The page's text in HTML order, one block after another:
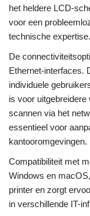
het heldere LCD-
voor een
technische expertise.
De
Ethernet-interfaces.
individuele
is voor
scannen via het
essentieel voor
kantooromgevingen.
Compatibiliteit met
Windows en
printer en zorgt
in verschillende IT-